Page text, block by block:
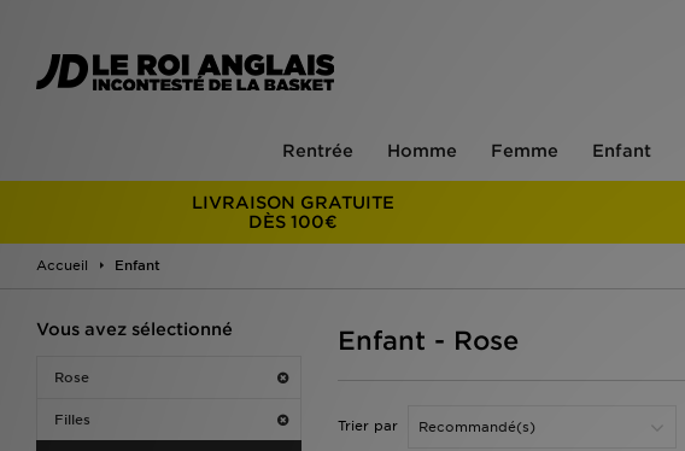
Rentrée Homme Femme Enfant
LIVRAISON GRATUITE
DÈS 100€
Accueil Enfant
Vous avez sélectionné
Rose
Filles
Enfant - Rose
Trier par